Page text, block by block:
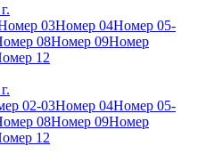
03Номер 04Номер 05-
08Номер 09Номер
12
02-03Номер 04Номер 05-
08Номер 09Номер
12